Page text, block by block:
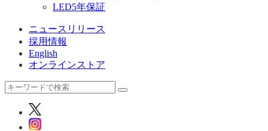
LED5年保証
ニュースリリース
採用情報
English
オンラインストア